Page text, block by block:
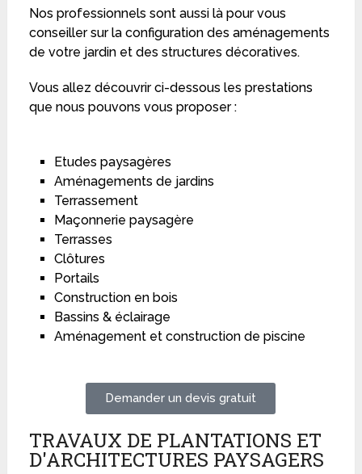
Nos professionnels sont aussi là pour vous
conseiller sur la configuration des aménagements
de votre jardin et des structures décoratives.
Vous allez découvrir ci-dessous les prestations
que nous pouvons vous proposer :
Etudes paysagères
Aménagements de jardins
Terrassement
Maçonnerie paysagère
Terrasses
Clôtures
Portails
Construction en bois
Bassins & éclairage
Aménagement et construction de piscine
Demander un devis gratuit
TRAVAUX DE PLANTATIONS ET
D'ARCHITECTURES PAYSAGERS